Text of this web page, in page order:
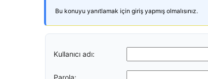
Bu konuyu yanıtlamak için giriş yapmış olmalısınız.
Kullanıcı adı:
Parola: